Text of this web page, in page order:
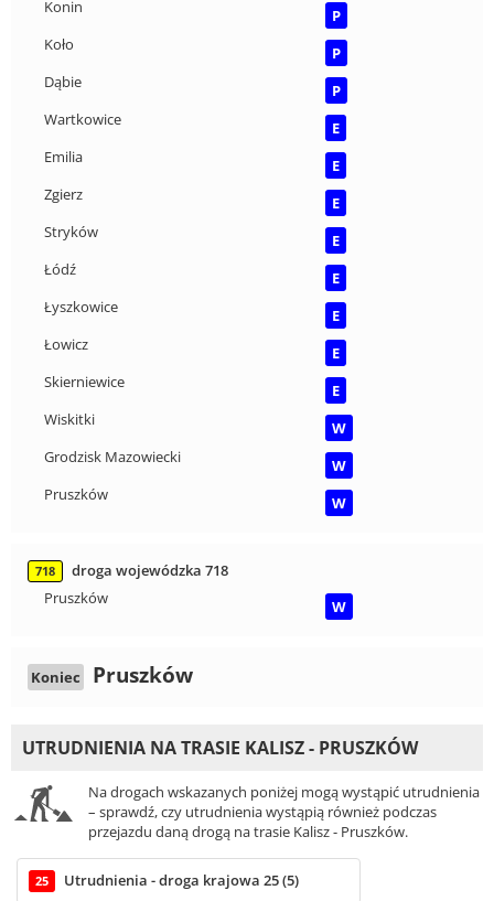
Konin
P
Koło
P
Dąbie
P
Wartkowice
E
Emilia
E
Zgierz
E
Stryków
E
Łódź
E
Łyszkowice
E
Łowicz
E
Skierniewice
E
Wiskitki
W
Grodzisk Mazowiecki
W
Pruszków
W
718
droga wojewódzka 718
Pruszków
W
Koniec Pruszków
UTRUDNIENIA NA TRASIE KALISZ - PRUSZKÓW
Na drogach wskazanych poniżej mogą wystąpić utrudnienia
– sprawdź, czy utrudnienia wystąpią również podczas
przejazdu daną drogą na trasie Kalisz - Pruszków.
25 Utrudnienia - droga krajowa 25 (5)